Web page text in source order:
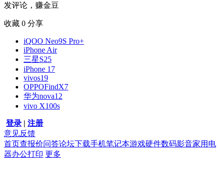
发评论，赚金豆
收藏 0 分享
iQOO Neo9S Pro+
iPhone Air
三星S25
iPhone 17
vivos19
OPPOFindX7
华为nova12
vivo X100s
登录 | 注册
意见反馈
首页查报价问答论坛下载手机笔记本游戏硬件数码影音家用电
器办公打印 更多